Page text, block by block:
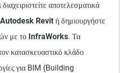
αποτελεσματικά
Autodesk Revit ή δημιουργήστε
με το InfraWorks. Τα
κατασκευαστικό κλάδο
για BIM (Building